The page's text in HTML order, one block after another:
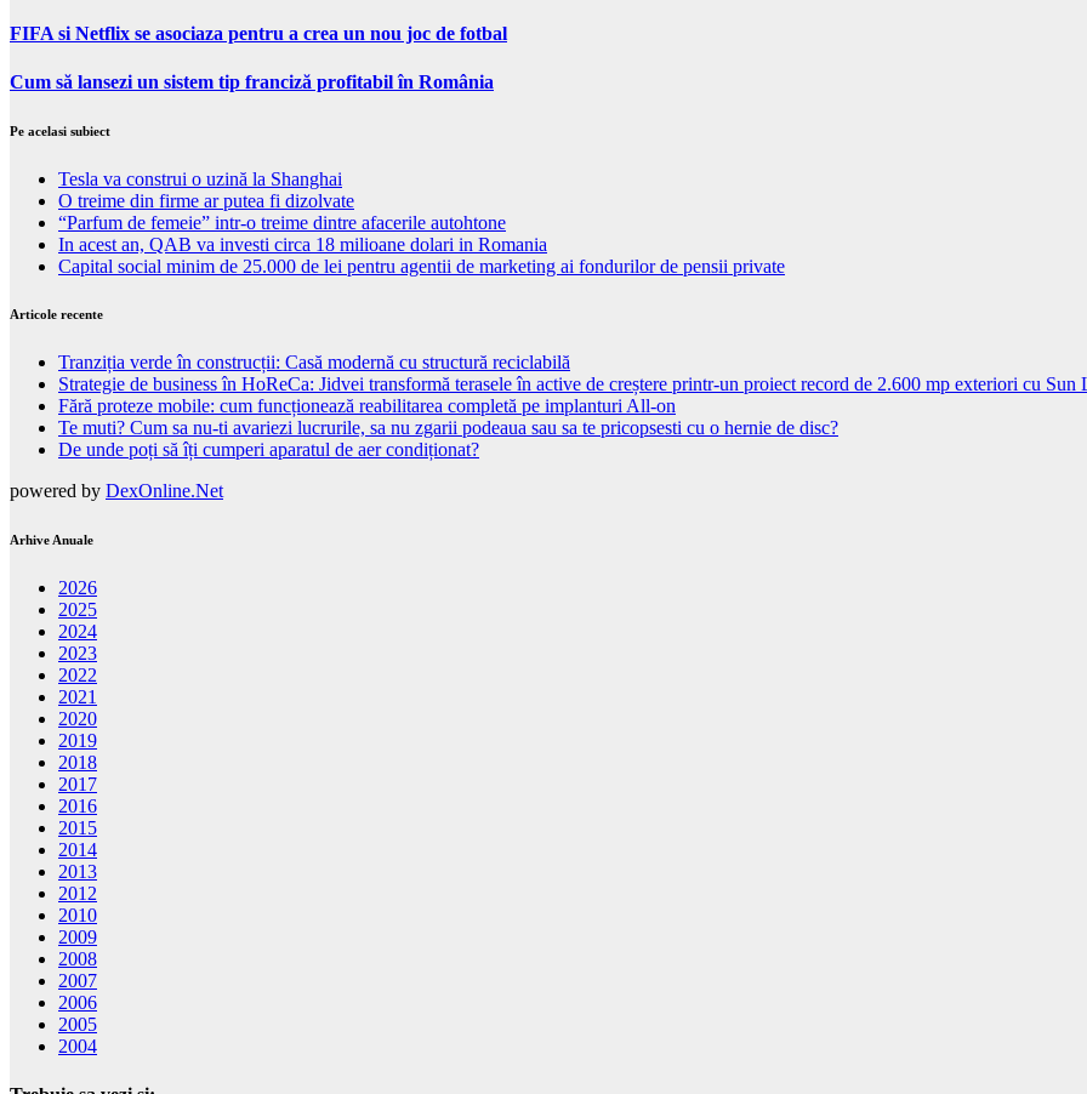
FIFA si Netflix se asociaza pentru a crea un nou joc de fotbal
Cum să lansezi un sistem tip franciză profitabil în România
Pe acelasi subiect
Tesla va construi o uzină la Shanghai
O treime din firme ar putea fi dizolvate
“Parfum de femeie” intr-o treime dintre afacerile autohtone
In acest an, QAB va investi circa 18 milioane dolari in Romania
Capital social minim de 25.000 de lei pentru agentii de marketing ai fondurilor de pensii private
Articole recente
Tranziția verde în construcții: Casă modernă cu structură reciclabilă
Strategie de business în HoReCa: Jidvei transformă terasele în active de creștere printr-un proiect record de 2.600 mp exteriori cu Sun
Fără proteze mobile: cum funcționează reabilitarea completă pe implanturi All-on
Te muti? Cum sa nu-ti avariezi lucrurile, sa nu zgarii podeaua sau sa te pricopsesti cu o hernie de disc?
De unde poți să îți cumperi aparatul de aer condiționat?
powered by DexOnline.Net
Arhive Anuale
2026
2025
2024
2023
2022
2021
2020
2019
2018
2017
2016
2015
2014
2013
2012
2010
2009
2008
2007
2006
2005
2004